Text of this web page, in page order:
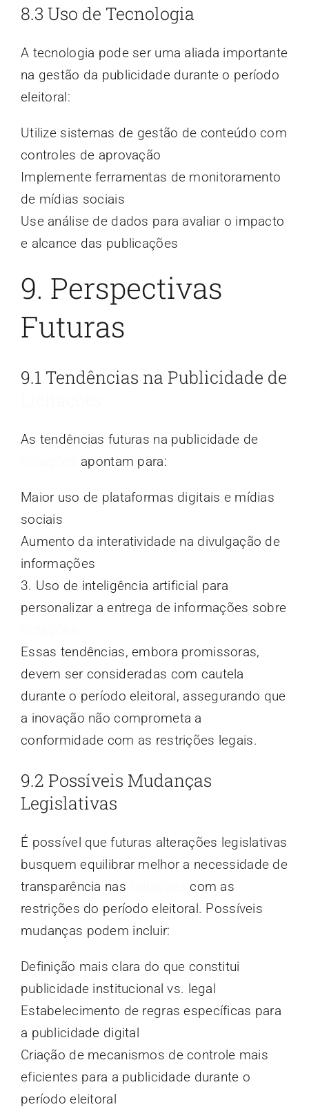
8.3 Uso de Tecnologia
A tecnologia pode ser uma aliada importante
na gestão da publicidade durante o período
eleitoral:
Utilize sistemas de gestão de conteúdo com
controles de aprovação
Implemente ferramentas de monitoramento
de mídias sociais
Use análise de dados para avaliar o impacto
e alcance das publicações
9. Perspectivas
Futuras
9.1 Tendências na Publicidade de
As tendências futuras na publicidade de
apontam para:
Maior uso de plataformas digitais e mídias
sociais
Aumento da interatividade na divulgação de
informações
3. Uso de inteligência artificial para
personalizar a entrega de informações sobre
Essas tendências, embora promissoras,
devem ser consideradas com cautela
durante o período eleitoral, assegurando que
a inovação não comprometa a
conformidade com as restrições legais.
9.2 Possíveis Mudanças
Legislativas
É possível que futuras alterações legislativas
busquem equilibrar melhor a necessidade de
transparência nas
com as
restrições do período eleitoral. Possíveis
mudanças podem incluir:
Definição mais clara do que constitui
publicidade institucional vs. legal
Estabelecimento de regras específicas para
a publicidade digital
Criação de mecanismos de controle mais
eficientes para a publicidade durante o
período eleitoral